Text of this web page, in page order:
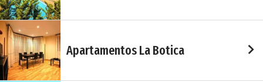
Apartamentos La Botica